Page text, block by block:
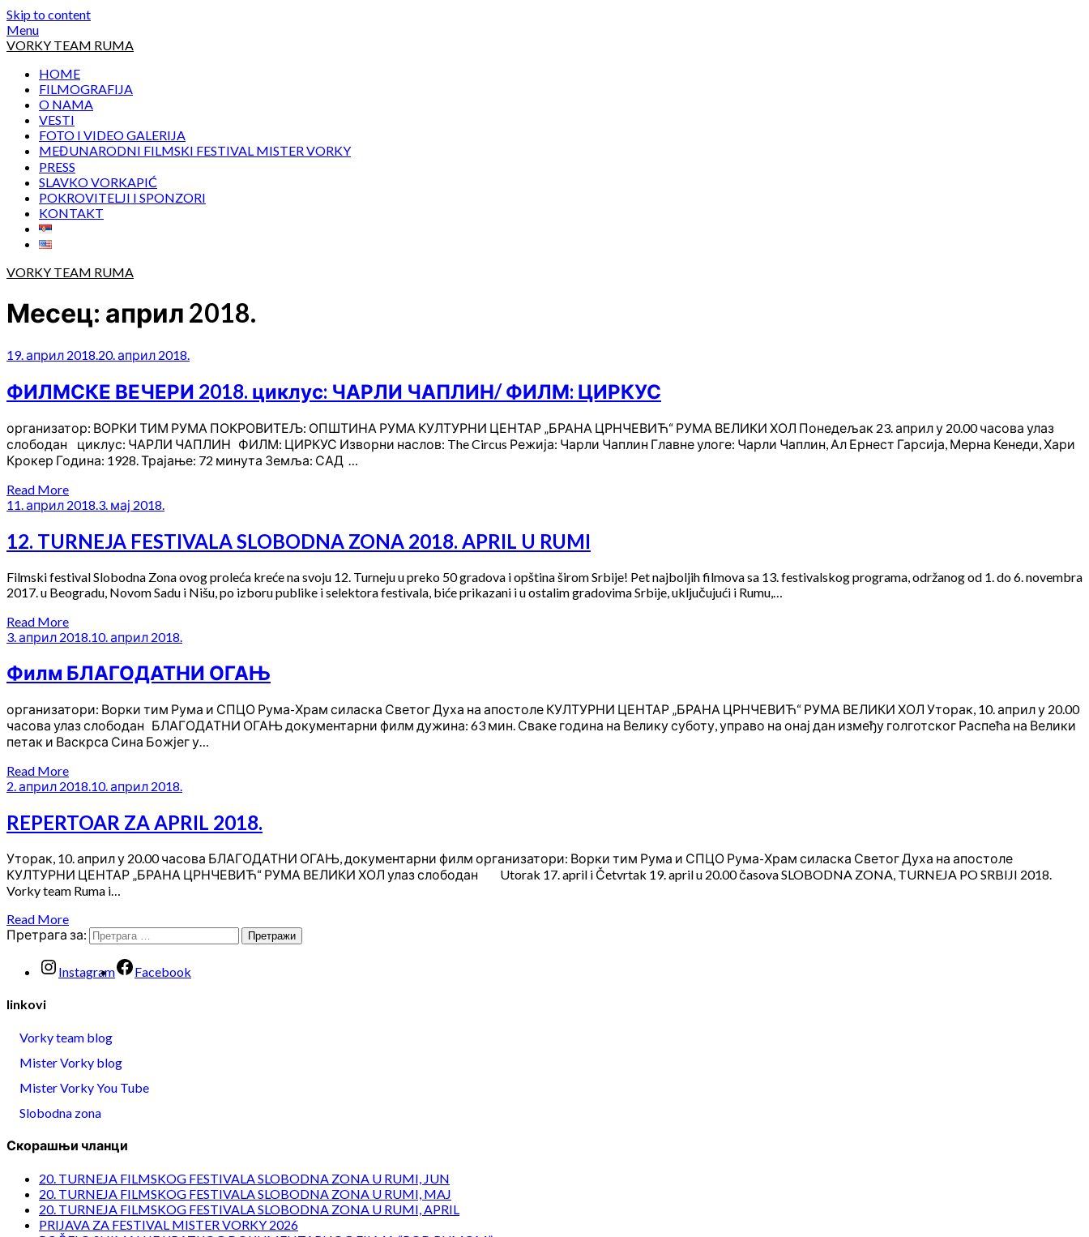
Skip to content
Menu
VORKY TEAM RUMA
HOME
FILMOGRAFIJA
O NAMA
VESTI
FOTO I VIDEO GALERIJA
MEĐUNARODNI FILMSKI FESTIVAL MISTER VORKY
PRESS
SLAVKO VORKAPIĆ
POKROVITELJI I SPONZORI
KONTAKT
VORKY TEAM RUMA
Месец: април 2018.
19. април 2018.20. април 2018.
ФИЛМСКЕ ВЕЧЕРИ 2018. циклус: ЧАРЛИ ЧАПЛИН/ ФИЛМ: ЦИРКУС
организатор: ВОРКИ ТИМ РУМА ПОКРОВИТЕЉ: ОПШТИНА РУМА КУЛТУРНИ ЦЕНТАР „БРАНА ЦРНЧЕВИЋ“ РУМА ВЕЛИКИ ХОЛ Понедељак 23. април у 20.00 часова улаз
слободан циклус: ЧАРЛИ ЧАПЛИН ФИЛМ: ЦИРКУС Изворни наслов: The Circus Режија: Чарли Чаплин Главне улоге: Чарли Чаплин, Ал Ернест Гарсија, Мерна Кенеди, Хари
Крокер Година: 1928. Трајање: 72 минута Земља: САД …
Read More
11. април 2018. 3. мај 2018.
12. TURNEJA FESTIVALA SLOBODNA ZONA 2018. APRIL U RUMI
Filmski festival Slobodna Zona ovog proleća kreće na svoju 12. Turneju u preko 50 gradova i opština širom Srbije! Pet najboljih filmova sa 13. festivalskog programa, održanog od 1. do 6. novembra
2017. u Beogradu, Novom Sadu i Nišu, po izboru publike i selektora festivala, biće prikazani i u ostalim gradovima Srbije, uključujući i Rumu,…
Read More
3. април 2018. 10. април 2018.
Филм БЛАГОДАТНИ ОГАЊ
организатори: Ворки тим Рума и СПЦО Рума-Храм силаска Светог Духа на апостоле КУЛТУРНИ ЦЕНТАР „БРАНА ЦРНЧЕВИЋ“ РУМА ВЕЛИКИ ХОЛ Уторак, 10. април у 20.00
часова улаз слободан БЛАГОДАТНИ ОГАЊ документарни филм дужина: 63 мин. Сваке година на Велику суботу, управо на онај дан између голготског Распећа на Велики
петак и Васкрса Сина Божјег у…
Read More
2. април 2018.10. април 2018.
REPERTOAR ZA APRIL 2018.
Уторак, 10. април у 20.00 часова БЛАГОДАТНИ ОГАЊ, документарни филм организатори: Ворки тим Рума и СПЦО Рума-Храм силаска Светог Духа на апостоле
КУЛТУРНИ ЦЕНТАР „БРАНА ЦРНЧЕВИЋ“ РУМА ВЕЛИКИ ХОЛ улаз слободан Utorak 17. april i Četvrtak 19. april u 20.00 časova SLOBODNA ZONA, TURNEJA PO SRBIJI 2018.
Vorky team Ruma i…
Read More
Претрага за:
Instagram Facebook
linkovi
Vorky team blog
Mister Vorky blog
Mister Vorky You Tube
Slobodna zona
Скорашњи чланци
20. TURNEJA FILMSKOG FESTIVALA SLOBODNA ZONA U RUMI, JUN
20. TURNEJA FILMSKOG FESTIVALA SLOBODNA ZONA U RUMI, MAJ
20. TURNEJA FILMSKOG FESTIVALA SLOBODNA ZONA U RUMI, APRIL
PRIJAVA ZA FESTIVAL MISTER VORKY 2026